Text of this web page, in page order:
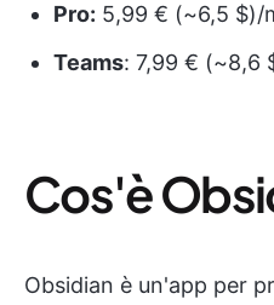
Pro: 5,99 € (~6,5 $)/
Teams: 7,99 € (~8,6
Cos'è
Obsidian è un'app per